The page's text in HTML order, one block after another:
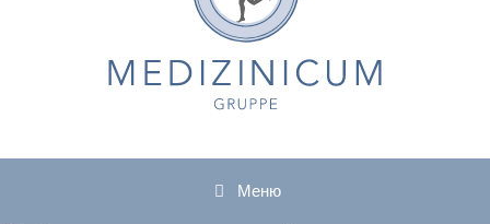
Меню